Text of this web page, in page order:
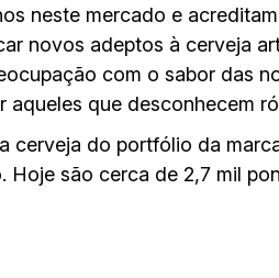
neste mercado e
novos adeptos à cerveja
com o sabor das
aqueles que desconhecem
cerveja do portfólio da
Hoje são cerca de 2,7 mil